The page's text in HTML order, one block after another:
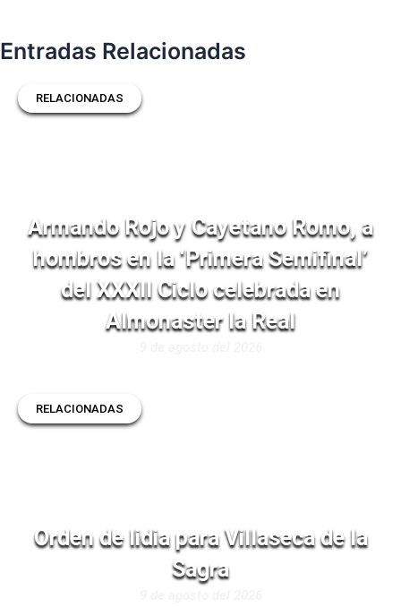
Entradas Relacionadas
RELACIONADAS
Armando Rojo y Cayetano Romo, a
hombros en la ‘Primera Semifinal’
del XXXII Ciclo celebrada en
Almonaster la Real
RELACIONADAS
Orden de lidia para Villaseca de la
Sagra